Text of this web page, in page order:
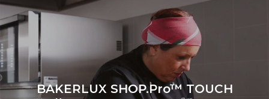
BAKERLUX SHOP.Pro™ TOUCH